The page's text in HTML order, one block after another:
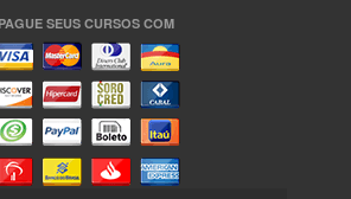
PAGUE SEUS CURSOS COM